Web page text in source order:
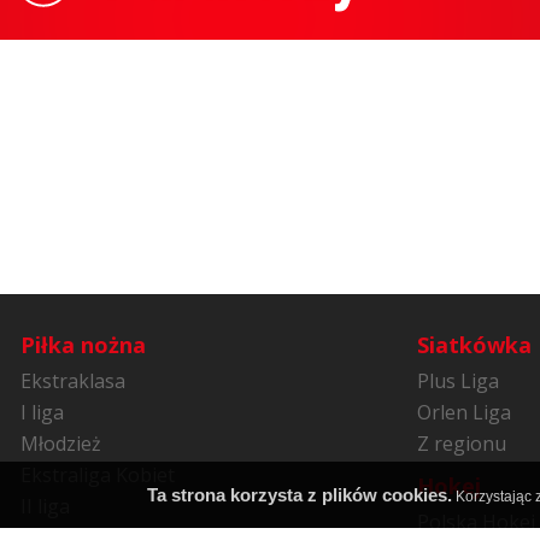
Piłka nożna
Ekstraklasa
I liga
Młodzież
Siatkówka
Plus Liga
Orlen Liga
Z regionu
Hokej
Polska Hokej
Ta strona korzysta z plików cookies. Korzystając